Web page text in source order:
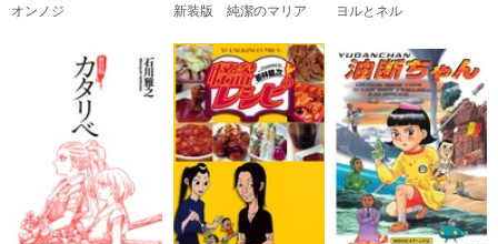
オンノジ 新装版 純潔のマリア ヨルとネル